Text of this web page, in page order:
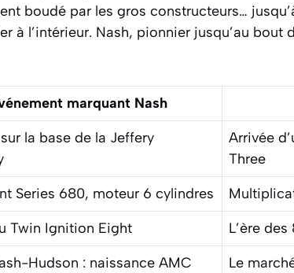
boudé par les gros constructeurs…
à l’intérieur. Nash, pionnier jusqu’au
marquant Nash
la base de la Jeffery
Arrivée
Three
Series 680, moteur 6 cylindres
Twin Ignition Eight
L’ère
Hudson : naissance AMC Le